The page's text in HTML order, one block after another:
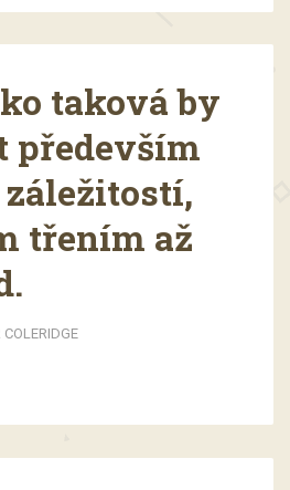
taková by
především
třením až